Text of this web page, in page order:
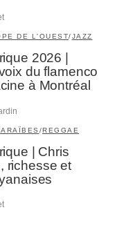
DE L'OUEST/JAZZ
2026 |
du flamenco
à Montréal
/REGGAE
| Chris
richesse et